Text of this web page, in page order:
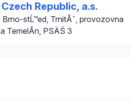
Republic, a.s.
stĹ™ed, TrnitĂˇ, provozovna
TemelĂ­n, PSÄŚ 3